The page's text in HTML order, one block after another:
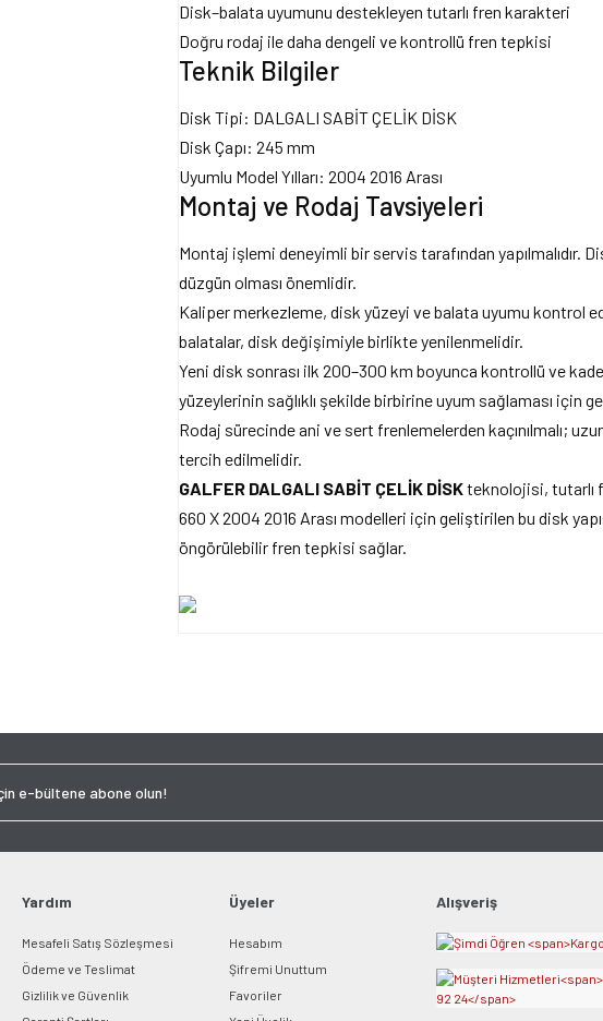
Disk–balata uyumunu destekleyen tutarlı fren karakteri
Doğru rodaj ile daha dengeli ve kontrollü fren tepkisi
Teknik Bilgiler
Disk Tipi: DALGALI SABİT ÇELİK DİSK
Disk Çapı: 245 mm
Uyumlu Model Yılları: 2004 2016 Arası
Montaj ve Rodaj Tavsiyeleri
Montaj işlemi deneyimli bir servis tarafından yapılmalıdır.
düzgün olması önemlidir.
Kaliper merkezleme, disk yüzeyi ve balata uyumu kontrol
balatalar, disk değişimiyle birlikte yenilenmelidir.
Yeni disk sonrası ilk 200–300 km boyunca kontrollü ve
yüzeylerinin sağlıklı şekilde birbirine uyum sağlaması için
Rodaj sürecinde ani ve sert frenlemelerden kaçınılmalı;
tercih edilmelidir.
GALFER DALGALI SABİT ÇELİK DİSKteknolojisi, tutarlı
660 X 2004 2016 Arası modelleri için geliştirilen bu disk
öngörülebilir fren tepkisi sağlar.
Yardım
Mesafeli Satış Sözleşmesi
Ödeme ve Teslimat
Gizlilik ve Güvenlik
Üyeler
Hesabım
Şifremi Unuttum
Favoriler
Alışveriş